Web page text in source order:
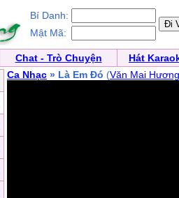
Bí Danh:
Mật Mã:
Chat - Trò Chuyện
Hát
Ca Nhạc » Là Em Đó (Văn Mai Hương